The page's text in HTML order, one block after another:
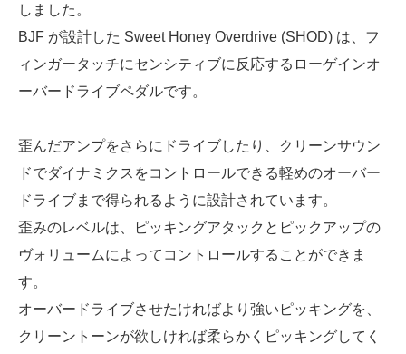
しました。
BJF が設計した Sweet Honey Overdrive (SHOD) は、フ
ィンガータッチにセンシティブに反応するローゲインオ
ーバードライブペダルです。
歪んだアンプをさらにドライブしたり、クリーンサウン
ドでダイナミクスをコントロールできる軽めのオーバー
ドライブまで得られるように設計されています。
歪みのレベルは、ピッキングアタックとピックアップの
ヴォリュームによってコントロールすることができま
す。
オーバードライブさせたければより強いピッキングを、
クリーントーンが欲しければ柔らかくピッキングしてく